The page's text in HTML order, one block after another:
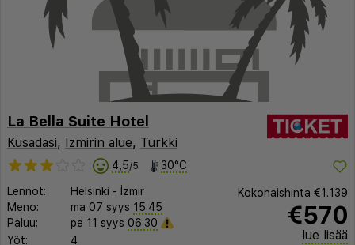
La Bella Suite Hotel
Kusadasi, Izmirin alue, Turkki
4,5/5 30°C
Lennot: Helsinki - İzmir
Meno:
ma 07 syys 15:45
Paluu:
pe 11 syys 06:30
Yöt:
4
Kokonaishinta €1.139
€570
lue lisää